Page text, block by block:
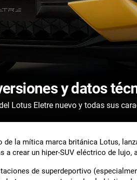
y datos
Consulta la ficha técnica de cada versión del Lotus
de la mítica marca británica Lotus,
a crear un hiper-SUV eléctrico de
de superdeportivo